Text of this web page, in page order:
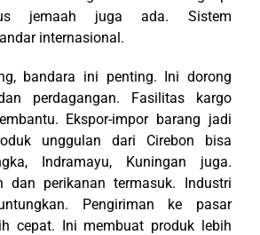
jemaah juga ada. Sistem
internasional.
bandara ini penting. Ini dorong
perdagangan. Fasilitas kargo
Ekspor-impor barang jadi
unggulan dari Cirebon bisa
Indramayu, Kuningan juga.
dan perikanan termasuk. Industri
Pengiriman ke pasar
cepat. Ini membuat produk lebih